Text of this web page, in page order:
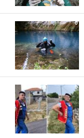
0
0